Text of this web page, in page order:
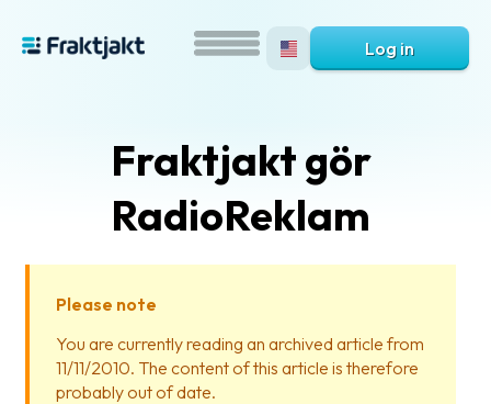
is
Fraktjakt?
Log in
Fraktjakt gör
RadioReklam
Please note
You are currently reading an archived article from
11/11/2010. The content of this article is therefore
probably out of date.